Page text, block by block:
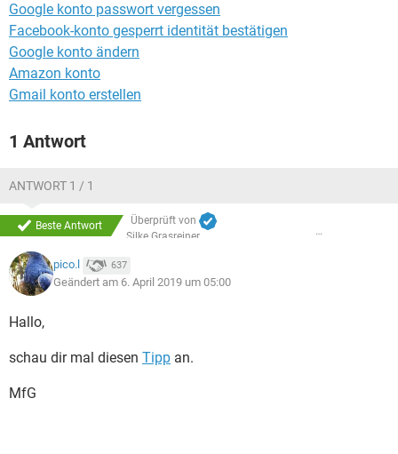
Google konto passwort vergessen
Facebook-konto gesperrt identität bestätigen
Google konto ändern
Amazon konto
Gmail konto erstellen
1 Antwort
ANTWORT 1 / 1
Beste Antwort
Überprüft von
Silke Grasreiner
pico.l 637
Geändert am 6. April 2019 um 05:00
Hallo,
schau dir mal diesen Tipp an.
MfG